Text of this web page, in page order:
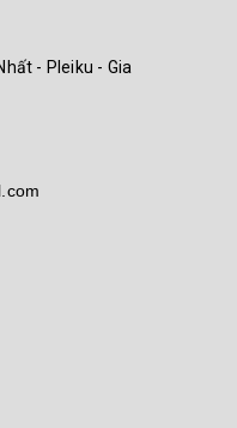
- Pleiku - Gia